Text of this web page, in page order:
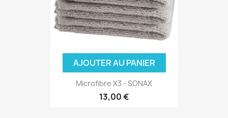
AJOUTER AU PANIER
Microfibre X3 - SONAX
13,00 €